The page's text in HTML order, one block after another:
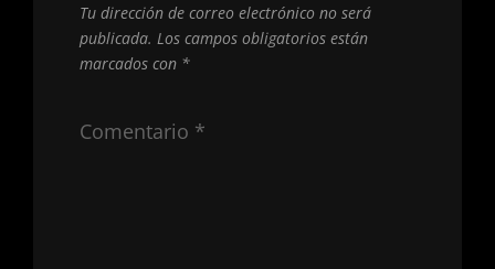
Tu dirección de correo electrónico no será
publicada. Los campos obligatorios están
marcados con *
Comentario *